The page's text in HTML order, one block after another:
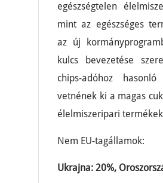
egészségtelen
mint az egészséges
az új
kulcs bevezetése
chips-adóhoz hasonló
vetnének ki a magas
élelmiszeripari
Nem EU-tagállamok:
Ukrajna: 20%,